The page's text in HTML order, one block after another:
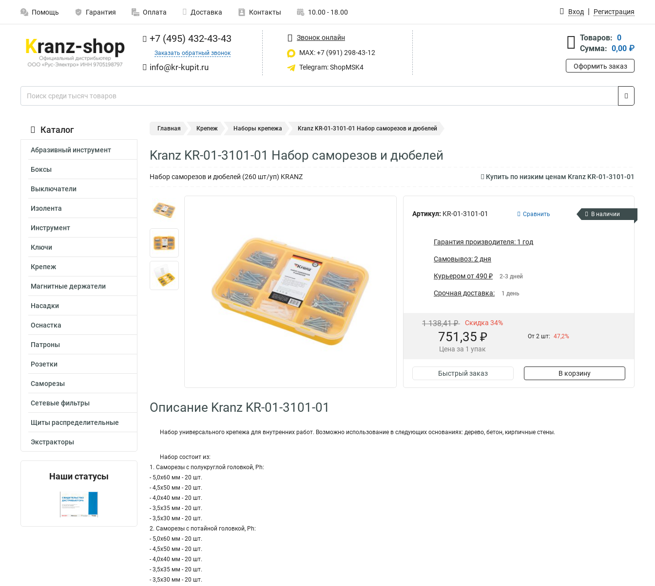
Помощь Гарантия Оплата Доставка Контакты 10.00 - 18.00 Вход Регистрация
+7 (495) 432-43-43
Заказать обратный звонок
info@kr-kupit.ru
Звонок онлайн
MAX: +7 (991) 298-43-12
Telegram: ShopMSK4
Товаров: 0
Сумма: 0,00 ₽
Оформить заказ
Каталог
Абразивный инструмент
Боксы
Выключатели
Изолента
Инструмент
Ключи
Крепеж
Магнитные держатели
Насадки
Оснастка
Патроны
Розетки
Саморезы
Сетевые фильтры
Щиты распределительные
Экстракторы
Наши статусы
Главная Крепеж Наборы крепежа Kranz KR-01-3101-01 Набор саморезов и дюбелей
Kranz KR-01-3101-01 Набор саморезов и дюбелей
Набор саморезов и дюбелей (260 шт/уп) KRANZ Купить по низким ценам Kranz KR-01-3101-01
Артикул: KR-01-3101-01 Сравнить В наличии
Гарантия производителя: 1 год
Самовывоз: 2 дня
Курьером от 490 ₽ 2-3 дней
Срочная доставка: 1 день
1 138,41 ₽ Скидка 34%
751,35 ₽
Цена за 1 упак
От 2 шт: 47,2%
Быстрый заказ В корзину
Описание Kranz KR-01-3101-01
Набор универсального крепежа для внутренних работ. Возможно использование в следующих основаниях: дерево, бетон, кирпичные стены.
Набор состоит из:
1. Саморезы с полукруглой головкой, Ph:
- 5,0х60 мм - 20 шт.
- 4,5х50 мм - 20 шт.
- 4,0х40 мм - 20 шт.
- 3,5х35 мм - 20 шт.
- 3,5х30 мм - 20 шт.
2. Саморезы с потайной головкой, Ph:
- 5,0х60 мм - 20 шт.
- 4,5х50 мм - 20 шт.
- 4,0х40 мм - 20 шт.
- 3,5х35 мм - 20 шт.
- 3,5х30 мм - 20 шт.